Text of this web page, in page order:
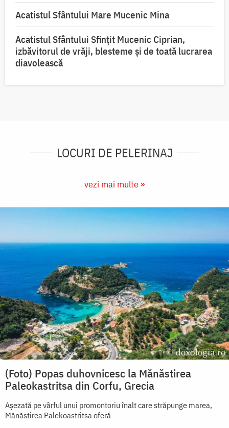
Acatistul Sfântului Mare Mucenic Mina
Acatistul Sfântului Sfințit Mucenic Ciprian,
izbăvitorul de vrăji, blesteme și de toată lucrarea
diavolească
LOCURI DE PELERINAJ
vezi mai multe »
(Foto) Popas duhovnicesc la Mănăstirea
Paleokastritsa din Corfu, Grecia
Așezată pe vârful unui promontoriu înalt care străpunge marea,
Mănăstirea Palekoastritsa oferă